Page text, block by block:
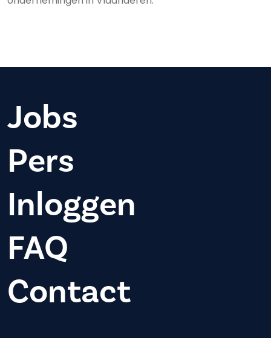
Jobs
Pers
Inloggen
FAQ
Contact